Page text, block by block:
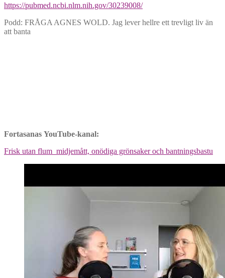
https://pubmed.ncbi.nlm.nih.gov/30239008/
Podd: FRÅGA AGNES WOLD. Jag lever hellre ett trevligt liv än
att banta
Fortasanas YouTube-kanal:
Frisk utan flum_midjemått, onödiga grönsaker och bantningsbastu